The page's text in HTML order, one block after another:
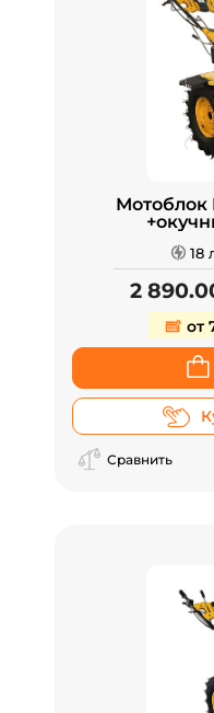
Мотоблок
18
2
от
Сравнить